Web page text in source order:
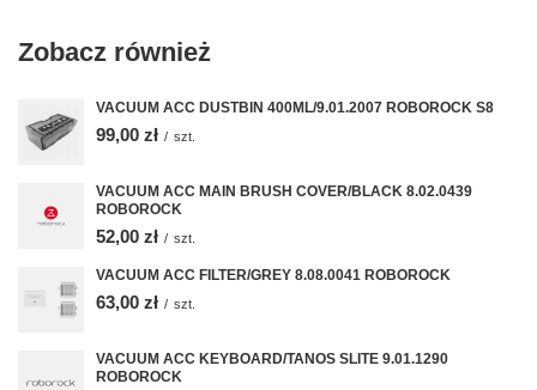
Zobacz również
VACUUM ACC DUSTBIN 400ML/9.01.2007 ROBOROCK S8
99,00 zł / szt.
VACUUM ACC MAIN BRUSH COVER/BLACK 8.02.0439
ROBOROCK
52,00 zł / szt.
VACUUM ACC FILTER/GREY 8.08.0041 ROBOROCK
63,00 zł / szt.
VACUUM ACC KEYBOARD/TANOS SLITE 9.01.1290
ROBOROCK